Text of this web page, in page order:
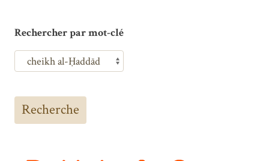
Rechercher par mot-clé